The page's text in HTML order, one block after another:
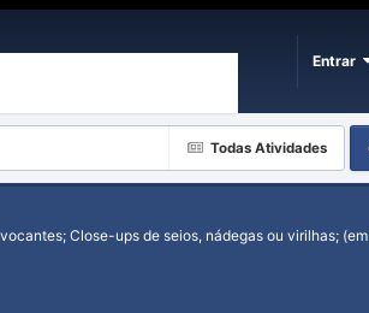
Entrar
Todas Atividades
Close-ups de seios, nádegas ou virilhas; (em